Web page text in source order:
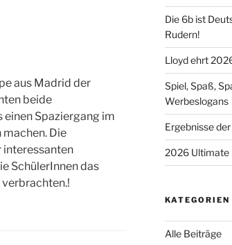
aus Madrid der
beide
einen Spaziergang im
Die
interessanten
SchülerInnen das
Die 6b ist
Rudern!
Lloyd ehrt
Spiel, Spaß,
Werbeslogans
Ergebnisse
2026 Ultimate
KATEGORIEN
Alle Beiträge